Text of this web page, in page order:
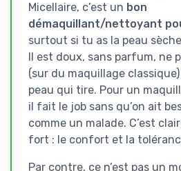
Micellaire, c’est un bon
démaquillant/nettoyant
surtout si tu as la peau
Il est doux, sans parfum, ne
(sur du maquillage
peau qui tire. Pour un
il fait le job sans qu’on ait
comme un malade. C’est
fort : le confort et la
Par contre, ce n’est pas un